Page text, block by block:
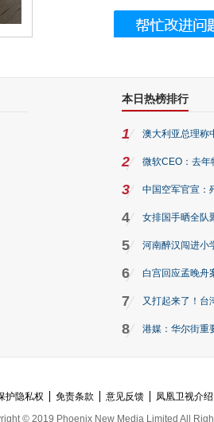
七宝的它到底有多美？
本日热榜排行
1 澳大利亚总理称
2 微软CEO：去年
3 中国空军官宣：
4 女排国手晒全队
5 河南醉汉闯进小
6 白宫回应孟晚舟
7 又打起来了！台
8 港媒：华尔街重
护隐私权 免责条款 意见反馈 凤凰卫视介绍
© 2019 Phoenix New Media Limited All